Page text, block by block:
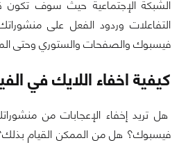
الشبكة الإجتماعية حيث سوف تكون
التفاعلات وردود الفعل على
فيسبوك والصفحات والستوري وحتى
كيفية اخفاء اللايك في
هل تريد إخفاء الإعجابات من
فيسبوك؟ هل من الممكن القيام